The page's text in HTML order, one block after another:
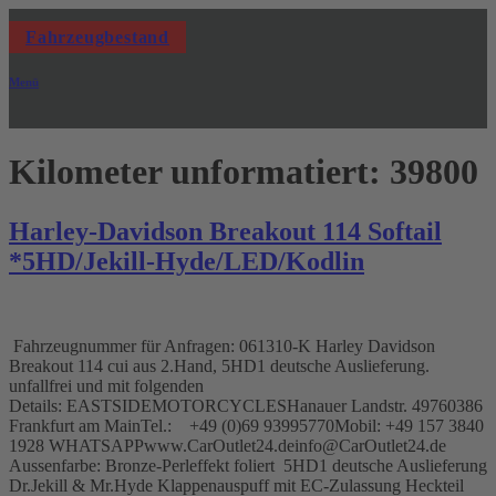
Zum
Inhalt
springen
Fahrzeugbestand
Menü
Kilometer unformatiert: 39800
Harley-Davidson Breakout 114 Softail
*5HD/Jekill-Hyde/LED/Kodlin
Fahrzeugnummer für Anfragen: 061310-K Harley Davidson
Breakout 114 cui aus 2.Hand, 5HD1 deutsche Auslieferung.
unfallfrei und mit folgenden
Details: EASTSIDEMOTORCYCLESHanauer Landstr. 49760386
Frankfurt am MainTel.: +49 (0)69 93995770Mobil: +49 157 3840
1928 WHATSAPPwww.CarOutlet24.deinfo@CarOutlet24.de
Aussenfarbe: Bronze-Perleffekt foliert 5HD1 deutsche Auslieferung
Dr.Jekill & Mr.Hyde Klappenauspuff mit EC-Zulassung Heckteil